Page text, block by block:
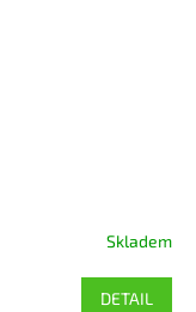
Skladem
DETAIL